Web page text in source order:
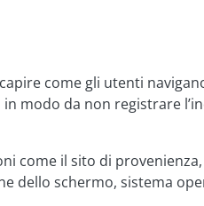
come gli utenti
modo da non registrare
come il sito di
dello schermo, sistema